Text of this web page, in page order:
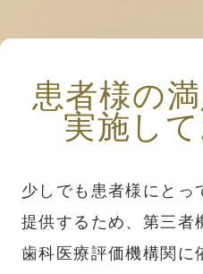
患者様の
実施し
少しでも患者様にとっ
提供するため、第三者
歯科医療評価機構関に